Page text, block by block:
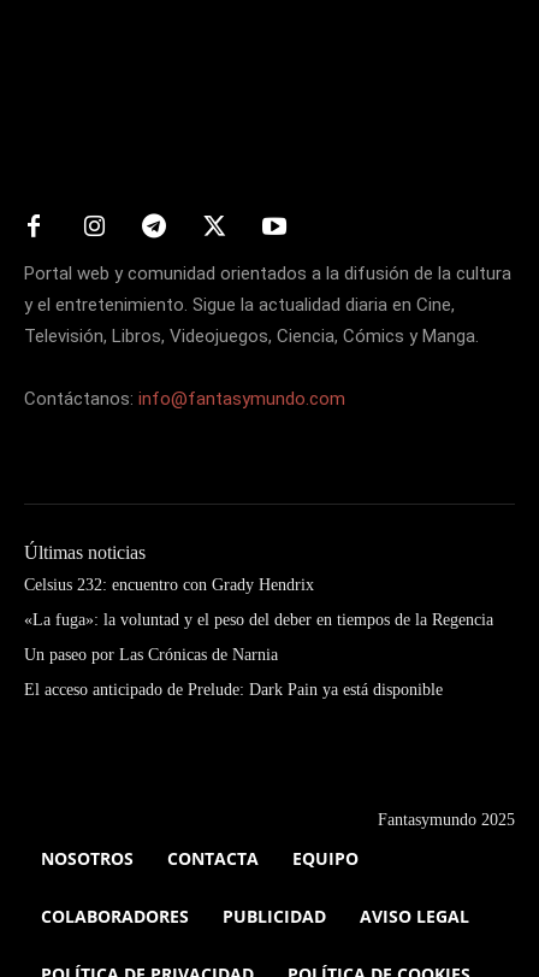
Portal web y comunidad orientados a la difusión de la cultura
y el entretenimiento. Sigue la actualidad diaria en Cine,
Televisión, Libros, Videojuegos, Ciencia, Cómics y Manga.
Contáctanos: info@fantasymundo.com
Últimas noticias
Celsius 232: encuentro con Grady Hendrix
«La fuga»: la voluntad y el peso del deber en tiempos de la Regencia
Un paseo por Las Crónicas de Narnia
El acceso anticipado de Prelude: Dark Pain ya está disponible
Fantasymundo 2025
NOSOTROS CONTACTA EQUIPO
COLABORADORES PUBLICIDAD AVISO LEGAL